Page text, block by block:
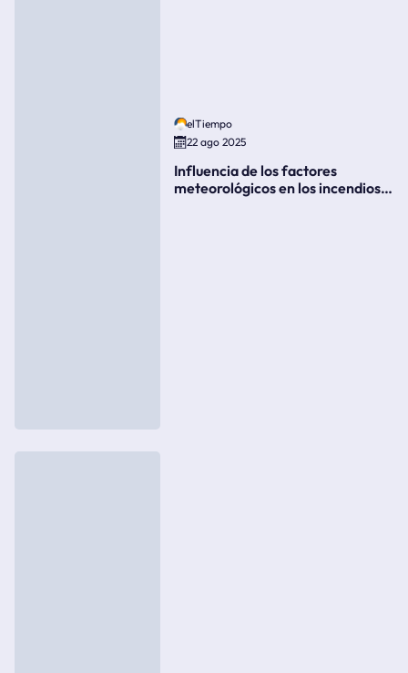
elTiempo
22 ago 2025
Influencia de los factores
meteorológicos en los incendios